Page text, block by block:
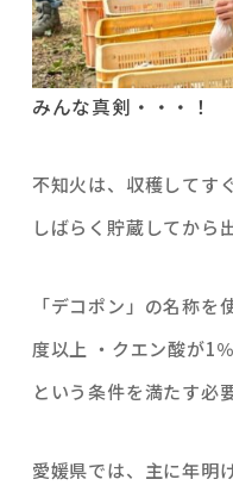
みんな真剣・・・！
不知火は、収穫してす
しばらく貯蔵してから
「デコポン」の名称
度以上 ・クエン酸が1
という条件を満たす必
愛媛県では、主に年明